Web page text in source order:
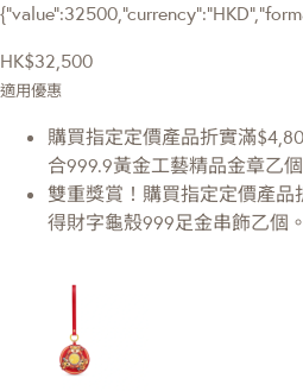
HK$32,500
適用優惠
購買指定定價產品折實滿
合999.9黃金工藝精品金章乙個
雙重獎賞！購買指定定價產品
得財字龜殼999足金串飾乙個。